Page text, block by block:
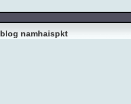
namhaispkt